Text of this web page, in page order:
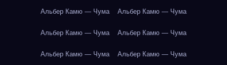
Альбер Камю — Чума Альбер Камю — Чума
Альбер Камю — Чума Альбер Камю — Чума
Альбер Камю — Чума Альбер Камю — Чума